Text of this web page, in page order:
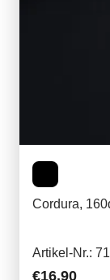
Cordura,
Artikel-Nr.:
€16.90